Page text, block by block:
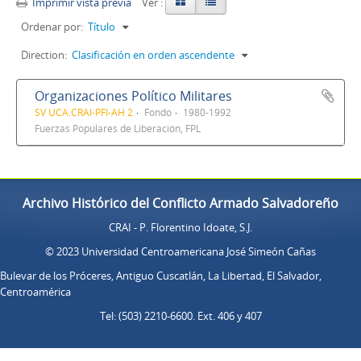
Ordenar por: Título
Direction: Clasificación en orden ascendente
Organizaciones Político Militares
SV UCA.CRAI-PFI-AH 2 Fondo
1980-1992
Fuerzas Populares de Liberación, FPL
Archivo Histórico del Conflicto Armado Salvadoreño
CRAI - P. Florentino Idoate, S.J.
© 2023 Universidad Centroamericana José Simeón Cañas
Bulevar de los Próceres, Antiguo Cuscatlán, La Libertad, El Salvador,
Centroamérica
Tel: (503) 2210-6600. Ext. 406 y 407